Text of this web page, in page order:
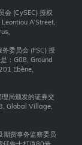
会 (CySEC) 授权
A’Street,
。
委员会 (FSC) 授
：G08, Ground
Ebène,
局颁发的证券交
Global Village,
期货事务监察委员